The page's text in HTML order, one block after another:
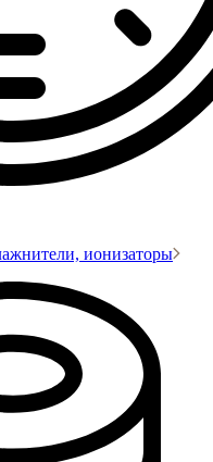
ионизаторы